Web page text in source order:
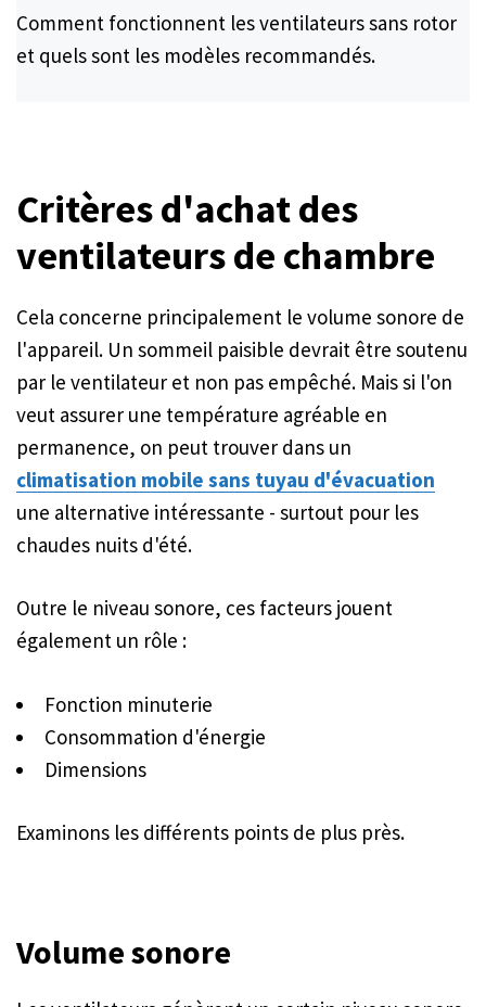
Comment fonctionnent les ventilateurs sans rotor
et quels sont les modèles recommandés.
Critères d'achat des
ventilateurs de chambre
Cela concerne principalement le volume sonore de
l'appareil. Un sommeil paisible devrait être soutenu
par le ventilateur et non pas empêché. Mais si l'on
veut assurer une température agréable en
permanence, on peut trouver dans un
climatisation mobile sans tuyau d'évacuation
une alternative intéressante - surtout pour les
chaudes nuits d'été.
Outre le niveau sonore, ces facteurs jouent
également un rôle :
Fonction minuterie
Consommation d'énergie
Dimensions
Examinons les différents points de plus près.
Volume sonore